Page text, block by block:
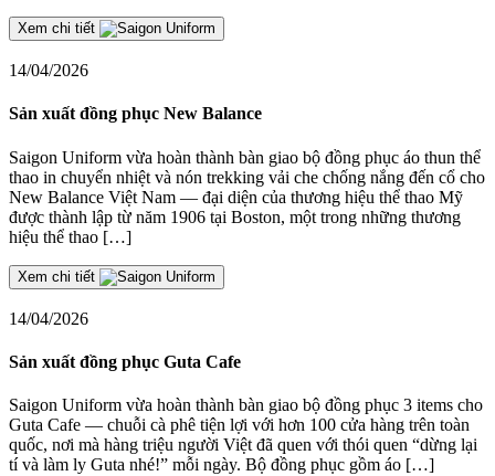
Xem chi tiết
14/04/2026
Sản xuất đồng phục New Balance
Saigon Uniform vừa hoàn thành bàn giao bộ đồng phục áo thun thể
thao in chuyển nhiệt và nón trekking vải che chống nắng đến cổ cho
New Balance Việt Nam — đại diện của thương hiệu thể thao Mỹ
được thành lập từ năm 1906 tại Boston, một trong những thương
hiệu thể thao […]
Xem chi tiết
14/04/2026
Sản xuất đồng phục Guta Cafe
Saigon Uniform vừa hoàn thành bàn giao bộ đồng phục 3 items cho
Guta Cafe — chuỗi cà phê tiện lợi với hơn 100 cửa hàng trên toàn
quốc, nơi mà hàng triệu người Việt đã quen với thói quen “dừng lại
tí và làm ly Guta nhé!” mỗi ngày. Bộ đồng phục gồm áo […]